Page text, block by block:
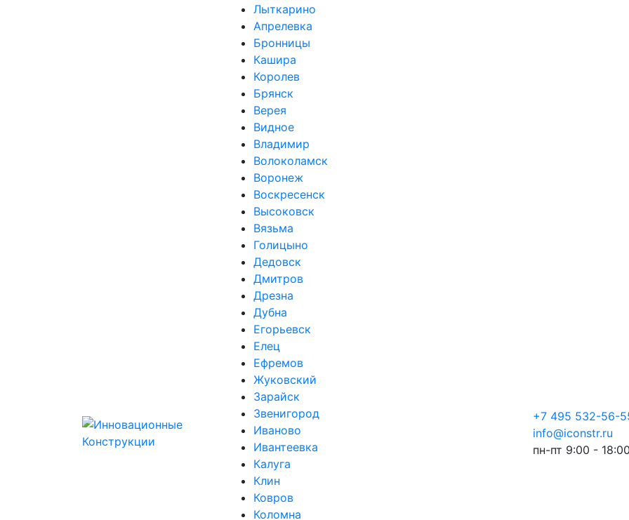
Лыткарино
Апрелевка
Бронницы
Кашира
Королев
Брянск
Верея
Видное
Владимир
Волоколамск
Воронеж
Воскресенск
Высоковск
Вязьма
Голицыно
Дедовск
Дмитров
Дрезна
Дубна
Егорьевск
Елец
Ефремов
Жуковский
Зарайск
Звенигород
Иваново
Ивантеевка
Калуга
Клин
Ковров
Коломна
+7 495 532-56-
info@iconstr.ru
пн-пт 9:00 -